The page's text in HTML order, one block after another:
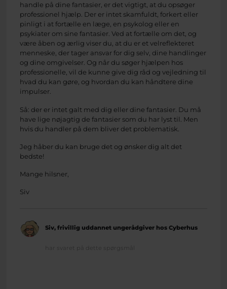
handle på dine fantasier, er det vigtigt, at du opsøger
professionel hjælp. Der er intet skamfuldt, forkert eller
pinligt i at fortælle en læge, en psykolog eller en
psykiater om sine fantasier. Ved at fortælle om det, og
være åben og ærlig viser du, at du er et velreflekteret
menneske, der tager ansvar for dig selv, dine handlinger
og dine omgivelser. Og når du søger hjælpen hos
professionelle, vil de kunne give dig råd og vejledning til
hvad du kan gøre, og hvordan du kan håndtere dine
impulser.
Så: der er intet galt med dig eller dine fantasier. Du må
have lige nøjagtig de fantasier som du har lyst til. Men
hvis du handler på dem bliver det problematisk.
Jeg håber du kan bruge det og ønsker dig alt det
bedste!
Mange hilsner,
Siv
Siv, frivillig uddannet ungerådgiver hos Cyberhus
har svaret på dette spørgsmål